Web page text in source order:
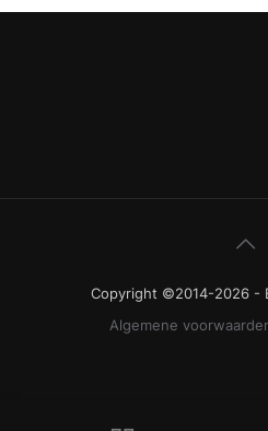
Copyright ©2014-2026 -
Algemene